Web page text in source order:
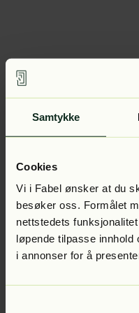
Samtykke
Cookies
Vi i Fabel ønsker at du
besøker oss. Formålet
nettstedets
løpende tilpasse innhold
i annonser for å